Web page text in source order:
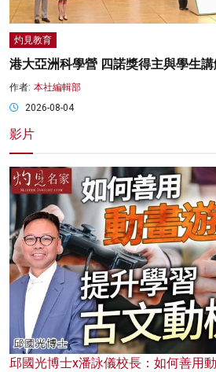
灼見教育
港大亞洲科學營 四諾獎得主與學生
作者: 本社編輯部
2026-08-04
影片
邱國光博士x潘詠儀校長：如何善用